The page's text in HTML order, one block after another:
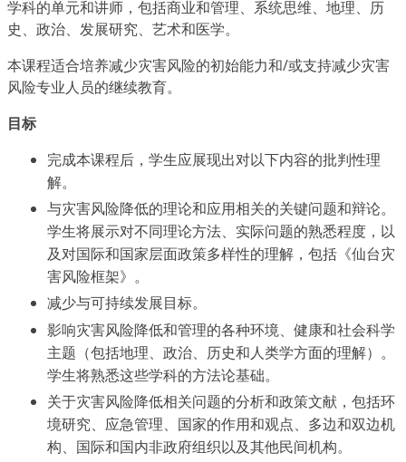
学科的单元和讲师，包括商业和管理、系统思维、地理、历
史、政治、发展研究、艺术和医学。
本课程适合培养减少灾害风险的初始能力和/或支持减少灾害
风险专业人员的继续教育。
目标
完成本课程后，学生应展现出对以下内容的批判性理
解。
与灾害风险降低的理论和应用相关的关键问题和辩论。
学生将展示对不同理论方法、实际问题的熟悉程度，以
及对国际和国家层面政策多样性的理解，包括《仙台灾
害风险框架》。
减少与可持续发展目标。
影响灾害风险降低和管理的各种环境、健康和社会科学
主题（包括地理、政治、历史和人类学方面的理解）。
学生将熟悉这些学科的方法论基础。
关于灾害风险降低相关问题的分析和政策文献，包括环
境研究、应急管理、国家的作用和观点、多边和双边机
构、国际和国内非政府组织以及其他民间机构。